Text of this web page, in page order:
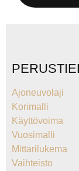
Ajoneuvolaji
Korimalli
Käyttövoima
Vuosimalli
Mittarilukema
Vaihteisto